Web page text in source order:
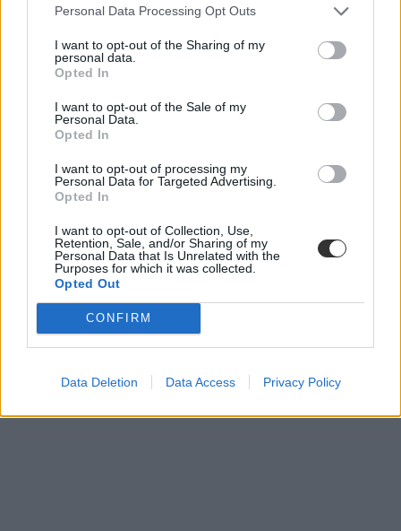
Personal Data Processing Opt Outs
I want to opt-out of the Sharing of my
personal data.
Opted In
I want to opt-out of the Sale of my
Personal Data.
Opted In
I want to opt-out of processing my
Personal Data for Targeted Advertising.
Opted In
I want to opt-out of Collection, Use,
Retention, Sale, and/or Sharing of my
Personal Data that Is Unrelated with the
Purposes for which it was collected.
Opted Out
CONFIRM
Data Deletion Data Access Privacy Policy
sni-s diák
sni
KSH
sajátos nevelési igény